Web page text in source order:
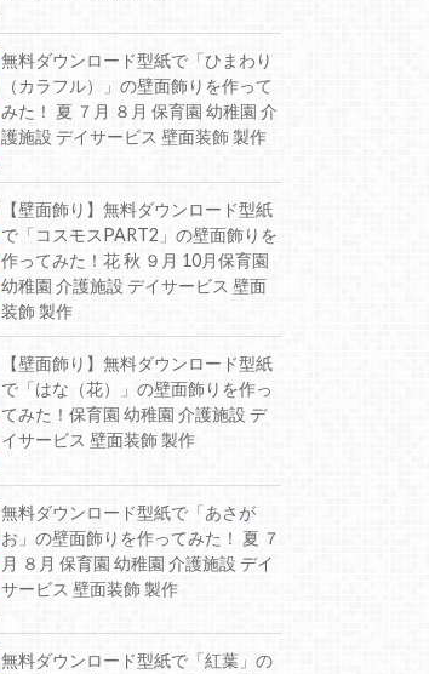
無料ダウンロード型紙で「ひまわり
（カラフル）」の壁面飾りを作って
みた！ 夏 ７月 ８月 保育園 幼稚園 介
護施設 デイサービス 壁面装飾 製作
【壁面飾り】無料ダウンロード型紙
で「コスモスPART2」の壁面飾りを
作ってみた！花 秋 ９月 10月保育園
幼稚園 介護施設 デイサービス 壁面
装飾 製作
【壁面飾り】無料ダウンロード型紙
で「はな（花）」の壁面飾りを作っ
てみた！保育園 幼稚園 介護施設 デ
イサービス 壁面装飾 製作
無料ダウンロード型紙で「あさが
お」の壁面飾りを作ってみた！ 夏 ７
月 ８月 保育園 幼稚園 介護施設 デイ
サービス 壁面装飾 製作
無料ダウンロード型紙で「紅葉」の